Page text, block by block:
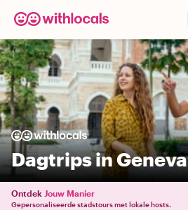
Dagtrips in Geneva
Ontdek Jouw Manier
Gepersonaliseerde stadstours met lokale hosts.